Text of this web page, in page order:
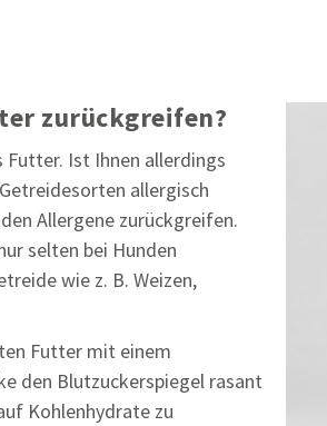
zurückgreifen?
Ist Ihnen allerdings
allergisch
Allergene zurückgreifen.
selten bei Hunden
wie z. B. Weizen,
Futter mit einem
den Blutzuckerspiegel rasant
Kohlenhydrate zu